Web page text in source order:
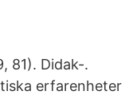
81). Didak-.
erfarenheter